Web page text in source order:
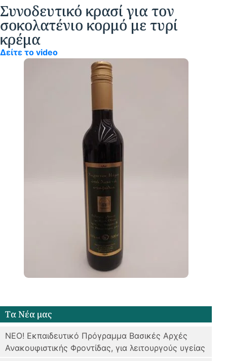
Συνοδευτικό κρασί για τον
σοκολατένιο κορμό με τυρί
κρέμα
Δείτε το video
Tα Νέα μας
ΝΕΟ! Εκπαιδευτικό Πρόγραμμα Bασικές Αρχές
Ανακουφιστικής Φροντίδας, για λειτουργούς υγείας